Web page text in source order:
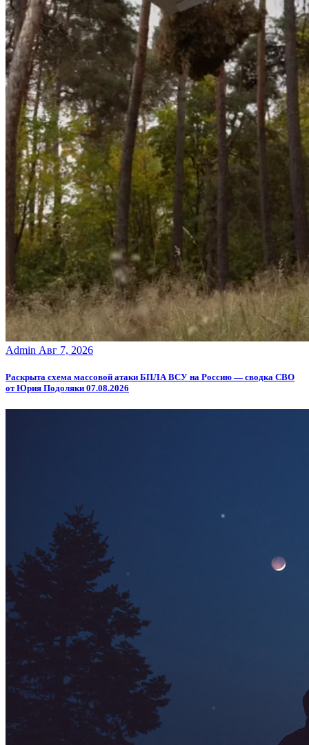
Admin Авг 7, 2026
Раскрыта схема массовой атаки БПЛА ВСУ на Россию — сводка СВО
от Юрия Подоляки 07.08.2026